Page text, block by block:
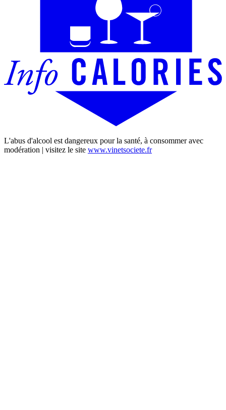
L'abus d'alcool est dangereux pour la santé, à consommer avec
modération | visitez le site www.vinetsociete.fr